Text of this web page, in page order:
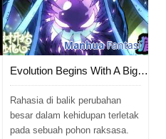
ManhuaFantasi
Evolution Begins With A Big Tree
Rahasia di balik perubahan
besar dalam kehidupan terletak
pada sebuah pohon raksasa.